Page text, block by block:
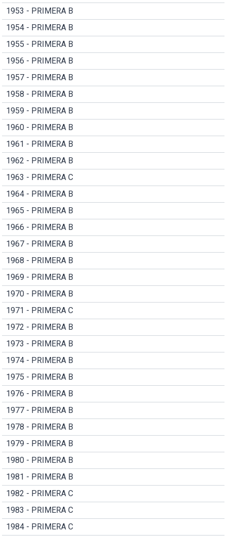
1953 - PRIMERA B
1954 - PRIMERA B
1955 - PRIMERA B
1956 - PRIMERA B
1957 - PRIMERA B
1958 - PRIMERA B
1959 - PRIMERA B
1960 - PRIMERA B
1961 - PRIMERA B
1962 - PRIMERA B
1963 - PRIMERA C
1964 - PRIMERA B
1965 - PRIMERA B
1966 - PRIMERA B
1967 - PRIMERA B
1968 - PRIMERA B
1969 - PRIMERA B
1970 - PRIMERA B
1971 - PRIMERA C
1972 - PRIMERA B
1973 - PRIMERA B
1974 - PRIMERA B
1975 - PRIMERA B
1976 - PRIMERA B
1977 - PRIMERA B
1978 - PRIMERA B
1979 - PRIMERA B
1980 - PRIMERA B
1981 - PRIMERA B
1982 - PRIMERA C
1983 - PRIMERA C
1984 - PRIMERA C